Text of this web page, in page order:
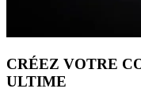
CRÉEZ VOTRE
ULTIME